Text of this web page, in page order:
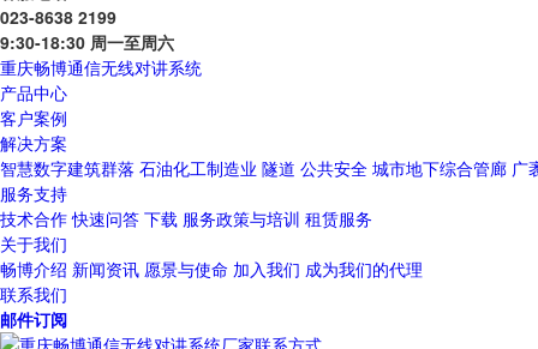
023-8638 2199
9:30-18:30 周一至周六
重庆畅博通信无线对讲系统
产品中心
客户案例
解决方案
智慧数字建筑群落 石油化工制造业 隧道 公共安全 城市地下综合管廊 广
服务支持
技术合作 快速问答 下载 服务政策与培训 租赁服务
关于我们
畅博介绍 新闻资讯 愿景与使命 加入我们 成为我们的代理
联系我们
邮件订阅